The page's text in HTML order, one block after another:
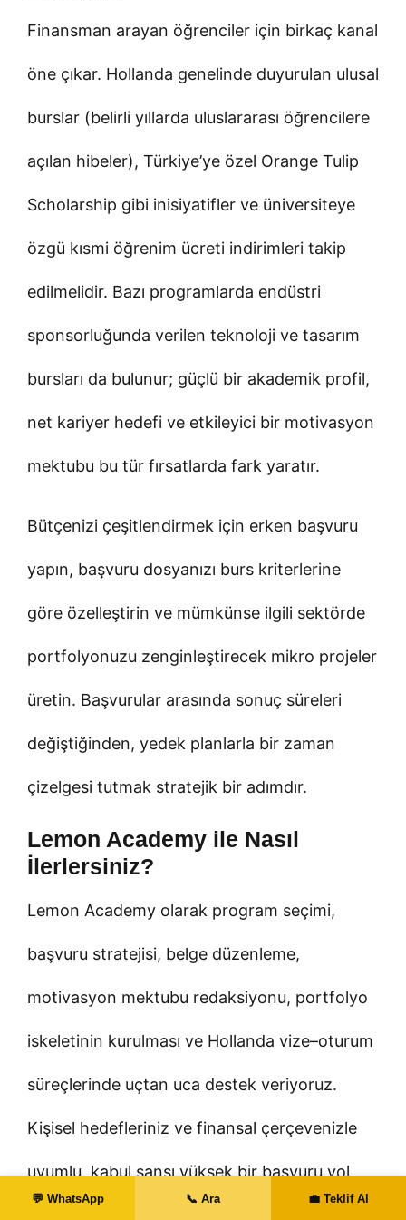
Finansman arayan öğrenciler için birkaç kanal
öne çıkar. Hollanda genelinde duyurulan ulusal
burslar (belirli yıllarda uluslararası öğrencilere
açılan hibeler), Türkiye’ye özel Orange Tulip
Scholarship gibi inisiyatifler ve üniversiteye
özgü kısmi öğrenim ücreti indirimleri takip
edilmelidir. Bazı programlarda endüstri
sponsorluğunda verilen teknoloji ve tasarım
bursları da bulunur; güçlü bir akademik profil,
net kariyer hedefi ve etkileyici bir motivasyon
mektubu bu tür fırsatlarda fark yaratır.
Bütçenizi çeşitlendirmek için erken başvuru
yapın, başvuru dosyanızı burs kriterlerine
göre özelleştirin ve mümkünse ilgili sektörde
portfolyonuzu zenginleştirecek mikro projeler
üretin. Başvurular arasında sonuç süreleri
değiştiğinden, yedek planlarla bir zaman
çizelgesi tutmak stratejik bir adımdır.
Lemon Academy ile Nasıl
İlerlersiniz?
Lemon Academy olarak program seçimi,
başvuru stratejisi, belge düzenleme,
motivasyon mektubu redaksiyonu, portfolyo
iskeletinin kurulması ve Hollanda vize–oturum
süreçlerinde uçtan uca destek veriyoruz.
Kişisel hedefleriniz ve finansal çerçevenizle
uyumlu, kabul şansı yüksek bir başvuru yol
💬 WhatsApp 📞 Ara 💼 Teklif Al